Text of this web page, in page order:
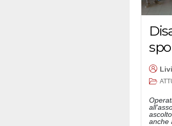
anche